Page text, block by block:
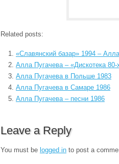
Related posts:
«Славянский базар» 1994 –
Алла Пугачева – «Дискотека 80-
Алла Пугачева в Польше 1983
Алла Пугачева в Самаре 1986
Алла Пугачева – песни 1986
Leave a Reply
You must be logged in to post a